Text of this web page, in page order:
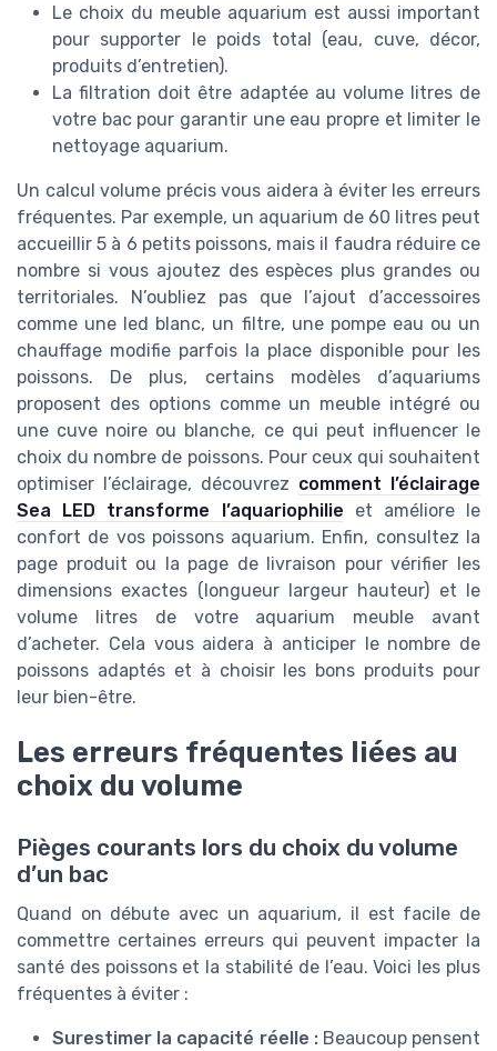
Le choix du meuble aquarium est aussi important
pour supporter le poids total (eau, cuve, décor,
produits d’entretien).
La filtration doit être adaptée au volume litres de
votre bac pour garantir une eau propre et limiter le
nettoyage aquarium.
Un calcul volume précis vous aidera à éviter les erreurs
fréquentes. Par exemple, un aquarium de 60 litres peut
accueillir 5 à 6 petits poissons, mais il faudra réduire ce
nombre si vous ajoutez des espèces plus grandes ou
territoriales. N’oubliez pas que l’ajout d’accessoires
comme une led blanc, un filtre, une pompe eau ou un
chauffage modifie parfois la place disponible pour les
poissons. De plus, certains modèles d’aquariums
proposent des options comme un meuble intégré ou
une cuve noire ou blanche, ce qui peut influencer le
choix du nombre de poissons. Pour ceux qui souhaitent
optimiser l’éclairage, découvrez comment l’éclairage
Sea LED transforme l’aquariophilie et améliore le
confort de vos poissons aquarium. Enfin, consultez la
page produit ou la page de livraison pour vérifier les
dimensions exactes (longueur largeur hauteur) et le
volume litres de votre aquarium meuble avant
d’acheter. Cela vous aidera à anticiper le nombre de
poissons adaptés et à choisir les bons produits pour
leur bien-être.
Les erreurs fréquentes liées au
choix du volume
Pièges courants lors du choix du volume
d’un bac
Quand on débute avec un aquarium, il est facile de
commettre certaines erreurs qui peuvent impacter la
santé des poissons et la stabilité de l’eau. Voici les plus
fréquentes à éviter :
Surestimer la capacité réelle :Beaucoup pensent